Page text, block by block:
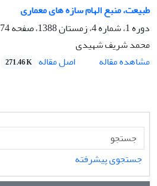
طبیعت، منبع الهام سازه های معماری
دوره 1، شماره 4، زمستان 1388، صفحه
74-75
محمد شریف شهیدی
مشاهده مقاله
اصل مقاله 271.46 K
جستجوی پیشرفته